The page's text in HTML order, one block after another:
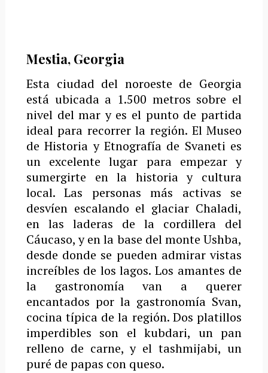
Mestia, Georgia
Esta ciudad del noroeste de Georgia
está ubicada a 1.500 metros sobre el
nivel del mar y es el punto de partida
ideal para recorrer la región. El Museo
de Historia y Etnografía de Svaneti es
un excelente lugar para empezar y
sumergirte en la historia y cultura
local.Las personas más activas se
desvíen escalando el glaciar Chaladi,
en las laderas de la cordillera del
Cáucaso, y en la base del monte Ushba,
desde donde se pueden admirar vistas
increíbles de los lagos.Los amantes de
la gastronomía van a querer
encantados por la gastronomía Svan,
cocina típica de la región. Dos platillos
imperdibles son el kubdari, un pan
relleno de carne, y el tashmijabi, un
puré de papas con queso.